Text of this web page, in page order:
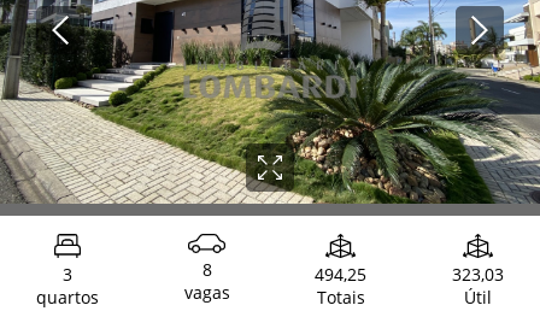
0
3
quartos
8
vagas
494,25
Totais
323,03
Útil